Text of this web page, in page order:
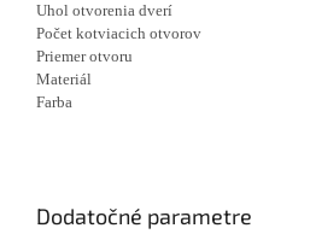
Uhol otvorenia dverí
Počet kotviacich otvorov
Priemer otvoru
Materiál
Farba
Dodatočné parametre